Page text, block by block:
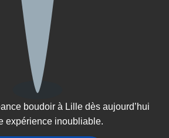
boudoir à Lille dès aujourd’hui
expérience inoubliable.